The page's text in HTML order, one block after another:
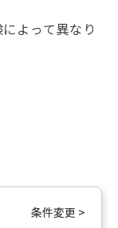
よって異なり
条件変更 >